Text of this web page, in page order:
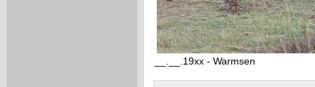
__.__.19xx - Warmsen